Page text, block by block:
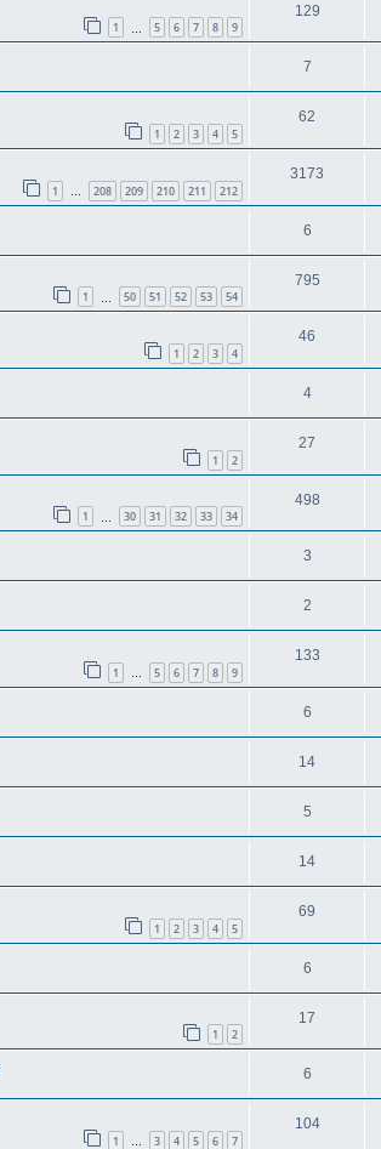
1 5 6 7 8 9
129
7
1 2 3 4 5
62
1 … 208 209 210 211 212
3173
6
1 50 51 52 53 54
795
1 2 3 4
46
4
1 2
27
1 30 31 32 33 34
498
3
2
1 … 5 6 7 8 9
133
6
14
5
14
1 2 3 4 5
69
6
1 2
17
6
1 … 3 4 5 6 7
104